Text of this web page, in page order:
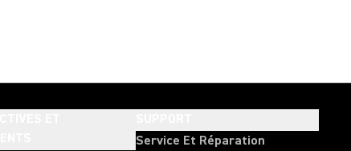
Service Et Réparation